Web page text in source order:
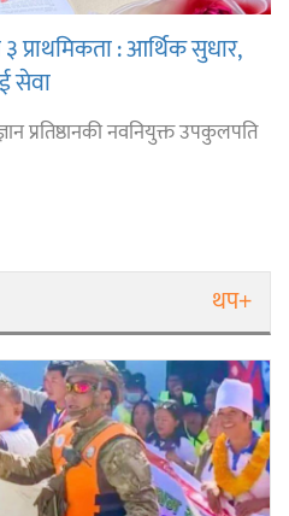
प्राथमिकता : आर्थिक सुधार,
सेवा
प्रतिष्ठानकी नवनियुक्त उपकुलपति
थप+